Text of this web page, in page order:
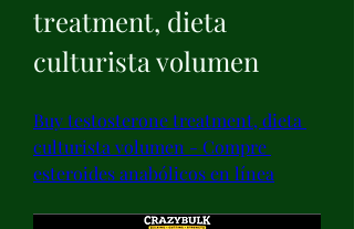
treatment, dieta
culturista volumen
Buy testosterone treatment, dieta
culturista volumen - Compre
esteroides anabólicos en línea